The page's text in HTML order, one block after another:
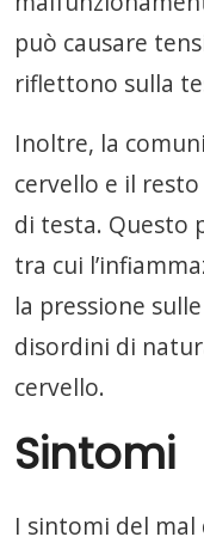
può causare
riflettono sulla
Inoltre, la
cervello e il
di testa. Questo
tra cui
la pressione
disordini di
cervello.
Sintomi
I sintomi del mal